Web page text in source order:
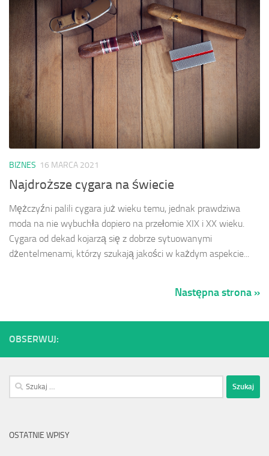
BIZNES 16 MARCA 2021
Najdroższe cygara na świecie
Mężczyźni palili cygara już wieku temu, jednak prawdziwa
moda na nie wybuchła dopiero na przełomie XIX i XX wieku.
Cygara od dekad kojarzą się z dobrze sytuowanymi
dżentelmenami, którzy szukają jakości w każdym aspekcie...
Następna strona »
OBSERWUJ:
Szukaj:
OSTATNIE WPISY